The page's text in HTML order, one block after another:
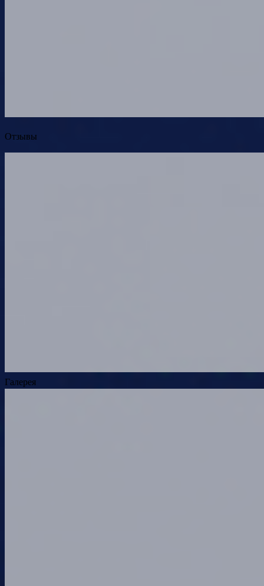
Отзывы
Галерея